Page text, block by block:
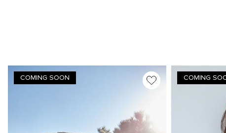
COMING SOON COMING